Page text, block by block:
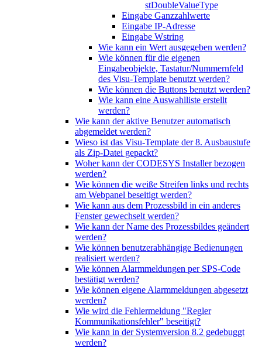
stDoubleValueType
Eingabe Ganzzahlwerte
Eingabe IP-Adresse
Eingabe Wstring
Wie kann ein Wert ausgegeben werden?
Wie können für die eigenen
Eingabeobjekte, Tastatur/Nummernfeld
des Visu-Template benutzt werden?
Wie können die Buttons benutzt werden?
Wie kann eine Auswahlliste erstellt
werden?
Wie kann der aktive Benutzer automatisch
abgemeldet werden?
Wieso ist das Visu-Template der 8. Ausbaustufe
als Zip-Datei gepackt?
Woher kann der CODESYS Installer bezogen
werden?
Wie können die weiße Streifen links und rechts
am Webpanel beseitigt werden?
Wie kann aus dem Prozessbild in ein anderes
Fenster gewechselt werden?
Wie kann der Name des Prozessbildes geändert
werden?
Wie können benutzerabhängige Bedienungen
realisiert werden?
Wie können Alarmmeldungen per SPS-Code
bestätigt werden?
Wie können eigene Alarmmeldungen abgesetzt
werden?
Wie wird die Fehlermeldung "Regler
Kommunikationsfehler" beseitigt?
Wie kann in der Systemversion 8.2 gedebuggt
werden?